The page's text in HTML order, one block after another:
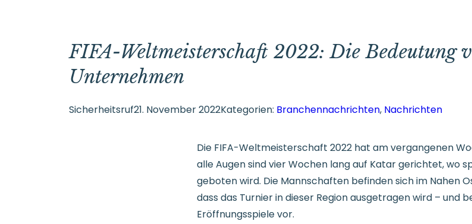
FIFA-Weltmeisterschaft 2022: Die Bedeutung
Unternehmen
Sicherheitsruf21. November 2022Kategorien: Branchennachrichten, Nachrichten
Die FIFA-Weltmeisterschaft 2022 hat am vergangenen
alle Augen sind vier Wochen lang auf Katar gerichtet, wo
geboten wird. Die Mannschaften befinden sich im Nahen
dass das Turnier in dieser Region ausgetragen wird – und
Eröffnungsspiele vor.